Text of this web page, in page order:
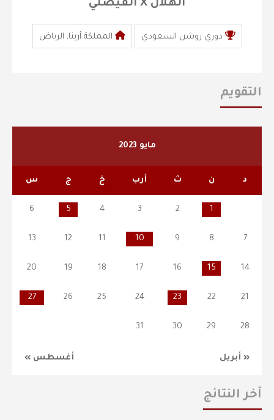
الهلال X الفيصلي
دوري روشن السعودي المملكة أرينا, الرياض
التقويم
مايو 2023
د ن ث أرب خ ج س
« أبريل أغسطس »
1
2
3
4
5
6
7
8
9
10
11
12
13
14
15
16
17
18
19
20
21
22
23
24
25
26
27
28
29
30
31
أخر النتائج